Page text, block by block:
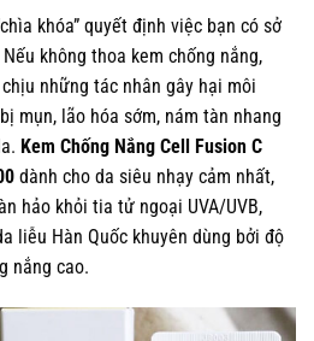
khóa” quyết định việc bạn có sở
không thoa kem chống nắng,
những tác nhân gây hại môi
mụn, lão hóa sớm, nám tàn nhang
Kem Chống Nắng Cell Fusion C
dành cho da siêu nhạy cảm nhất,
hảo khỏi tia tử ngoại UVA/UVB,
liễu Hàn Quốc khuyên dùng bởi độ
nắng cao.